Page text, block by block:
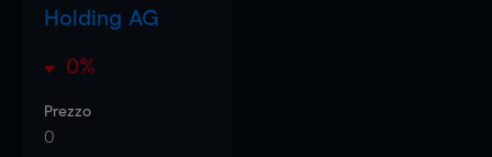
Holding AG
0%
Prezzo
0